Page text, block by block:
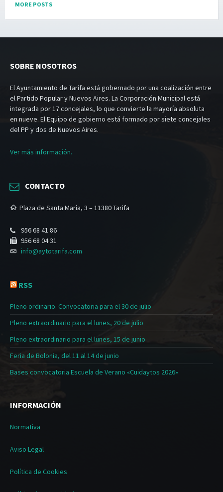
MORE POSTS
SOBRE NOSOTROS
El Ayuntamiento de Tarifa está gobernado por una coalización entre
el Partido Popular y Nuevos Aires. La Corporación Municipal está
integrada por 17 concejales, lo que convierte la mayoría absoluta
en nueve. El Equipo de gobierno está formado por siete concejales
del PP y dos de Nuevos Aires.
Ver más información.
CONTACTO
Plaza de Santa María, 3 – 11380 Tarifa
956 68 41 86
956 68 04 31
info@aytotarifa.com
RSS
Pleno ordinario. Convocatoria para el 30 de julio
Pleno extraordinario para el lunes, 20 de julio
Pleno extraordinario para el lunes, 15 de junio
Feria de Bolonia, del 11 al 14 de junio
Bases convocatoria Escuela de Verano «Cuidaytos 2026»
INFORMACIÓN
Normativa
Aviso Legal
Política de Cookies